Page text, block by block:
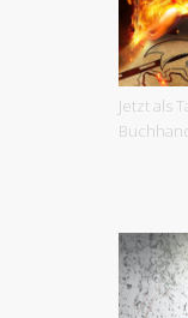
Jetzt als